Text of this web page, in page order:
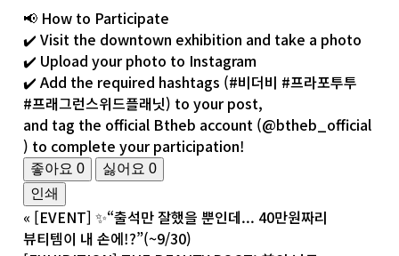
📢 How to Participate
✔️ Visit the downtown exhibition and take a photo
✔️ Upload your photo to Instagram
✔️ Add the required hashtags (#비더비 #프라포투투
#프래그런스위드플래닛) to your post,
and tag the official Btheb account (@btheb_official
) to complete your participation!
좋아요 0 싫어요 0
인쇄
« [EVENT] ✨“출석만 잘했을 뿐인데... 40만원짜리
뷰티템이 내 손에!?”(~9/30)